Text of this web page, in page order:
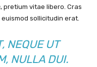
pretium vitae libero. Cras
sollicitudin erat.
NEQUE UT
NULLA DUI.